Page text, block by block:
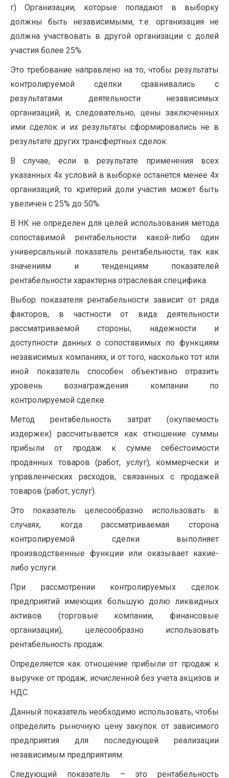
г) Организации, которые попадают в выборку
должны быть независимыми, т.е. организация не
должна участвовать в другой организации с долей
участия более 25%.
Это требование направлено на то, чтобы результаты
контролируемой сделки сравнивались с
результатами деятельности независимых
организаций, и, следовательно, цены заключенных
ими сделок и их результаты сформировались не в
результате других трансфертных сделок.
В случае, если в результате применения всех
указанных 4х условий в выборке останется менее 4х
организаций, то критерий доли участия может быть
увеличен с 25% до 50%.
В НК не определен для целей использования метода
сопоставимой рентабельности какой-либо один
универсальный показатель рентабельности, так как
значениям и тенденциям показателей
рентабельности характерна отраслевая специфика.
Выбор показателя рентабельности зависит от ряда
факторов, в частности от вида деятельности
рассматриваемой стороны, надежности и
доступности данных о сопоставимых по функциям
независимых компаниях, и от того, насколько тот или
иной показатель способен объективно отразить
уровень вознаграждения компании по
контролируемой сделке.
Метод рентабельность затрат (окупаемость
издержек) рассчитывается как отношение суммы
прибыли от продаж к сумме себестоимости
проданных товаров (работ, услуг), коммерчески и
управленческих расходов, связанных с продажей
товаров (работ, услуг).
Это показатель целесообразно использовать в
случаях, когда рассматриваемая сторона
контролируемой сделки выполняет
производственные функции или оказывает какие-
либо услуги.
При рассмотрении контролируемых сделок
предприятий имеющих большую долю ликвидных
активов (торговые компании, финансовые
организации), целесообразно использовать
рентабельность продаж.
Определяется как отношение прибыли от продаж к
выручке от продаж, исчисленной без учета акцизов и
НДС.
Данный показатель необходимо использовать, чтобы
определить рыночную цену закупок от зависимого
предприятия для последующей реализации
независимым предприятиям.
Следующий показатель – это рентабельность